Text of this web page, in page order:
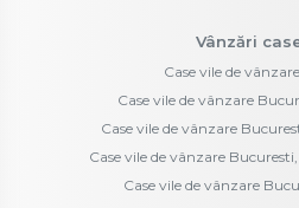
Vânzări
Case vile de
Case vile de vânzare
Case vile de vânzare
Case vile de vânzare
Case vile de vânzare